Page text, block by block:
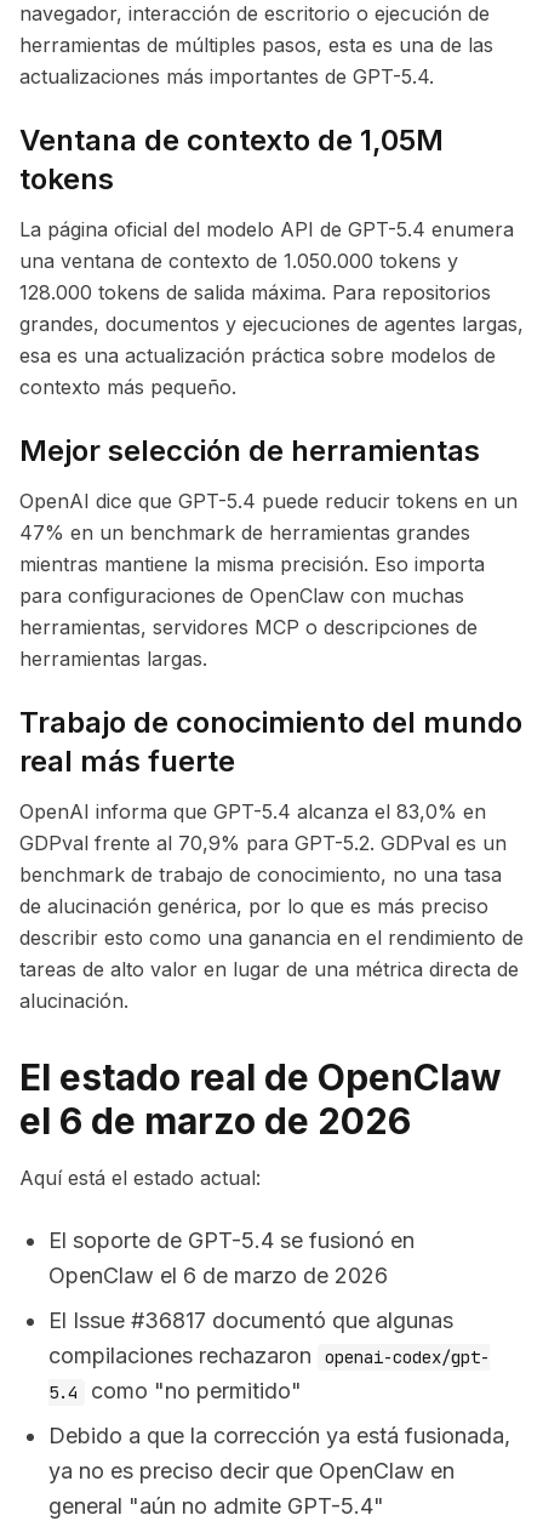
navegador, interacción de escritorio o ejecución de
herramientas de múltiples pasos, esta es una de las
actualizaciones más importantes de GPT-5.4.
Ventana de contexto de 1,05M
tokens
La página oficial del modelo API de GPT-5.4 enumera
una ventana de contexto de 1.050.000 tokens y
128.000 tokens de salida máxima. Para repositorios
grandes, documentos y ejecuciones de agentes largas,
esa es una actualización práctica sobre modelos de
contexto más pequeño.
Mejor selección de herramientas
OpenAI dice que GPT-5.4 puede reducir tokens en un
47% en un benchmark de herramientas grandes
mientras mantiene la misma precisión. Eso importa
para configuraciones de OpenClaw con muchas
herramientas, servidores MCP o descripciones de
herramientas largas.
Trabajo de conocimiento del mundo
real más fuerte
OpenAI informa que GPT-5.4 alcanza el 83,0% en
GDPval frente al 70,9% para GPT-5.2. GDPval es un
benchmark de trabajo de conocimiento, no una tasa
de alucinación genérica, por lo que es más preciso
describir esto como una ganancia en el rendimiento de
tareas de alto valor en lugar de una métrica directa de
alucinación.
El estado real de OpenClaw
el 6 de marzo de 2026
Aquí está el estado actual:
El soporte de GPT-5.4 se fusionó en
OpenClaw el 6 de marzo de 2026
El Issue #36817 documentó que algunas
compilaciones rechazaron
openai-codex/gpt-
5.4
como "no permitido"
Debido a que la corrección ya está fusionada,
ya no es preciso decir que OpenClaw en
general "aún no admite GPT-5.4"